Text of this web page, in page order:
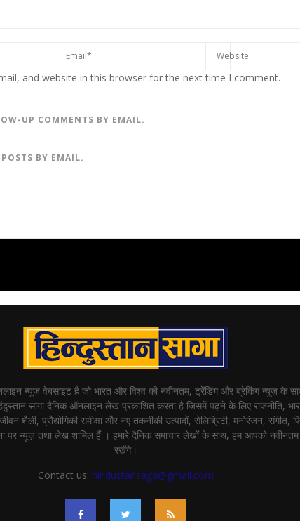
and website in this browser for the next time I comment.
UP COMMENTS BY EMAIL.
BY EMAIL.
न्यूज़ वेबसाइट है जो भारत और विश्व की नवीनतम, ट्रेंडिंग और ब्रेकिंग न्यूज़ के
सागा दैनिक ऑनलाइन लेख प्रकाशित करता है जिसमें पढ़ने के लिए राजनीति,
शैली, प्रौद्योगिकी समीक्षा और नए तकनीकी उत्पादों, सेलिब्रिटी, मनोरंजन, संगीत,
पर न्यूज़ तथा लेख शामिल हैं । हमारे दैनिक समाचार लेखों के साथ, हम आपको
रखेंगे।
Contact us: hindustansaga@gmail.com